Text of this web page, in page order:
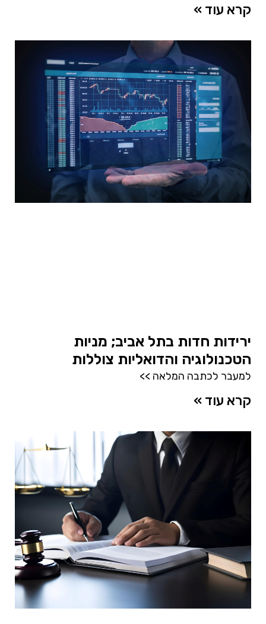
קרא עוד »
ירידות חדות בתל אביב; מניות
הטכנולוגיה והדואליות צוללות
למעבר לכתבה המלאה >>
קרא עוד »